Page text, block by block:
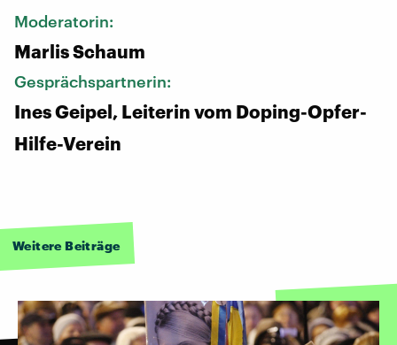
Moderatorin:
Marlis Schaum
Gesprächspartnerin:
Ines Geipel, Leiterin vom Doping-Opfer-
Hilfe-Verein
Weitere Beiträge